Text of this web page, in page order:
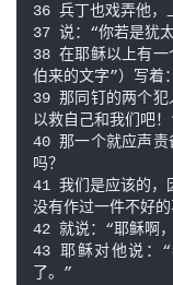
36 兵丁也戏弄他，
37 说：“你若是犹
38 在耶稣以上有一
伯来的文字”）写着
39 那同钉的两个犯
以救自己和我们吧！
40 那一个就应声责
吗？
41 我们是应该的，
没有作过一件不好
42 就说：“耶稣啊
43 耶稣对他说：
了。”